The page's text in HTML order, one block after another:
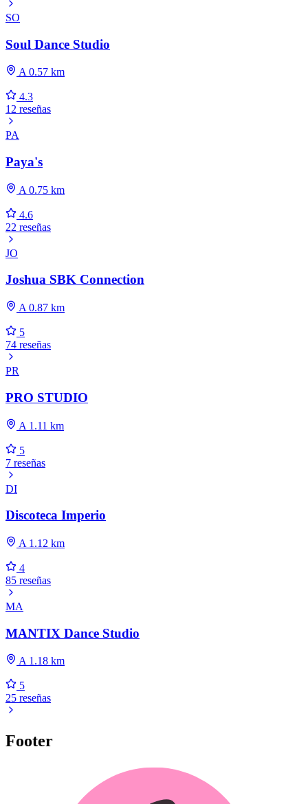
SO
Soul Dance Studio
A 0.57 km
4.3
12 reseñas
PA
Paya's
A 0.75 km
4.6
22 reseñas
JO
Joshua SBK Connection
A 0.87 km
5
74 reseñas
PR
PRO STUDIO
A 1.11 km
5
7 reseñas
DI
Discoteca Imperio
A 1.12 km
4
85 reseñas
MA
MANTIX Dance Studio
A 1.18 km
5
25 reseñas
Footer